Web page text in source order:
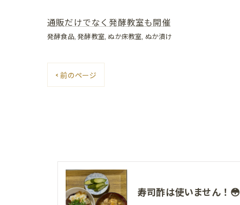
通販だけでなく発酵教室も開催
発酵食品 発酵教室 ぬか床教室 ぬか漬け
< 前のページ
寿司酢は使いません！😳